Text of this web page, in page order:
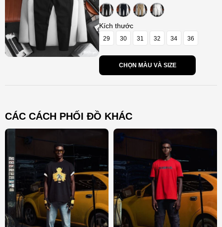
Kích thước
29 30 31 32 34 36
CHỌN MÀU VÀ SIZE
CÁC CÁCH PHỐI ĐỒ KHÁC